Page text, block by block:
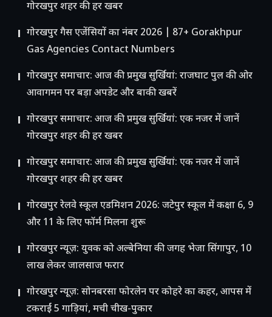
गोरखपुर शहर की हर खबर
गोरखपुर गैस एजेंसियों का नंबर 2026 | 87+ Gorakhpur
Gas Agencies Contact Numbers
गोरखपुर समाचार: आज की प्रमुख सुर्खियां: राजघाट पुल की ओर
आवागमन पर बड़ा अपडेट और बाकी खबरें
गोरखपुर समाचार: आज की प्रमुख सुर्खियां: एक नजर में जानें
गोरखपुर शहर की हर खबर
गोरखपुर समाचार: आज की प्रमुख सुर्खियां: एक नजर में जानें
गोरखपुर शहर की हर खबर
गोरखपुर रेलवे स्कूल एडमिशन 2026: जटेपुर स्कूल में कक्षा 6, 9
और 11 के लिए फॉर्म मिलना शुरू
गोरखपुर न्यूज़: युवक को अल्बेनिया की जगह भेजा सिंगापुर, 10
लाख लेकर जालसाज फरार
गोरखपुर न्यूज़: सोनबरसा फोरलेन पर कोहरे का कहर, आपस में
टकराईं 5 गाड़ियां, मची चीख-पुकार